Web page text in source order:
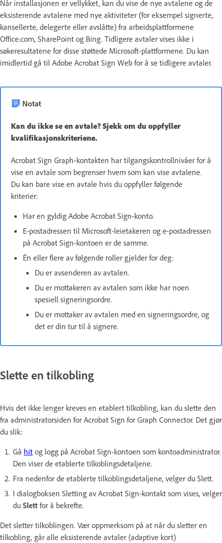
Når installasjonen er vellykket, kan du vise de nye avtalene og de
eksisterende avtalene med nye aktiviteter (for eksempel signerte,
kansellerte, delegerte eller avslåtte) fra arbeidsplattformene
Office.com, SharePoint og Bing. Tidligere avtaler vises ikke i
søkeresultatene for disse støttede Microsoft-plattformene. Du kan
imidlertid gå til Adobe Acrobat Sign Web for å se tidligere avtaler.
Notat
Kan du ikke se en avtale? Sjekk om du oppfyller
kvalifikasjonskriteriene.
Acrobat Sign Graph-kontakten har tilgangskontrollnivåer for å
vise en avtale som begrenser hvem som kan vise avtalene.
Du kan bare vise en avtale hvis du oppfyller følgende
kriterier:
Har en gyldig Adobe Acrobat Sign-konto.
E-postadressen til Microsoft-leietakeren og e-postadressen
på Acrobat Sign-kontoen er de samme.
Én eller flere av følgende roller gjelder for deg:
Du er avsenderen av avtalen.
Du er mottakeren av avtalen som ikke har noen
spesiell signeringsordre.
Du er mottaker av avtalen med en signeringsordre, og
det er din tur til å signere.
Slette en tilkobling
Hvis det ikke lenger kreves en etablert tilkobling, kan du slette den
fra administratorsiden for Acrobat Sign for Graph Connector. Det gjør
du slik:
Gå hit og logg på Acrobat Sign-kontoen som kontoadministrator.
Den viser de etablerte tilkoblingsdetaljene.
Fra nedenfor de etablerte tilkoblingsdetaljene, velger du Slett.
I dialogboksen Sletting av Acrobat Sign-kontakt som vises, velger
du Slett for å bekrefte.
Det sletter tilkoblingen. Vær oppmerksom på at når du sletter en
tilkobling, går alle eksisterende avtaler (adaptive kort)